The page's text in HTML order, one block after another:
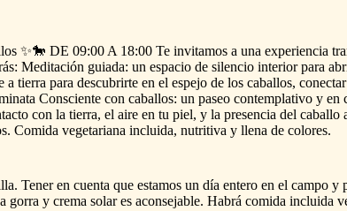
✨🐎 DE 09:00 A 18:00 Te invitamos a una experiencia
Meditación guiada: un espacio de silencio interior para
a tierra para descubrirte en el espejo de los caballos, conectar
Consciente con caballos: un paseo contemplativo y en
con la tierra, el aire en tu piel, y la presencia del caballo
Comida vegetariana incluida, nutritiva y llena de colores.
Tener en cuenta que estamos un día entero en el campo y
gorra y crema solar es aconsejable. Habrá comida incluida